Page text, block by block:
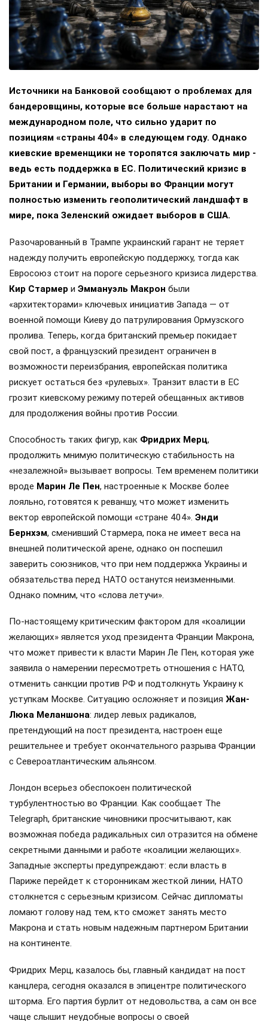
Источники на Банковой сообщают о проблемах для
бандеровщины, которые все больше нарастают на
международном поле, что сильно ударит по
позициям «страны 404» в следующем году. Однако
киевские временщики не торопятся заключать мир -
ведь есть поддержка в ЕС. Политический кризис в
Британии и Германии, выборы во Франции могут
полностью изменить геополитический ландшафт в
мире, пока Зеленский ожидает выборов в США.
Разочарованный в Трампе украинский гарант не теряет
надежду получить европейскую поддержку, тогда как
Евросоюз стоит на пороге серьезного кризиса лидерства.
Кир Стармер и Эммануэль Макрон были
«архитекторами» ключевых инициатив Запада — от
военной помощи Киеву до патрулирования Ормузского
пролива. Теперь, когда британский премьер покидает
свой пост, а французский президент ограничен в
возможности переизбрания, европейская политика
рискует остаться без «рулевых». Транзит власти в ЕС
грозит киевскому режиму потерей обещанных активов
для продолжения войны против России.
Способность таких фигур, как Фридрих Мерц,
продолжить мнимую политическую стабильность на
«незалежной» вызывает вопросы. Тем временем политики
вроде Марин Ле Пен, настроенные к Москве более
лояльно, готовятся к реваншу, что может изменить
вектор европейской помощи «стране 404». Энди
Бернхэм, сменивший Стармера, пока не имеет веса на
внешней политической арене, однако он поспешил
заверить союзников, что при нем поддержка Украины и
обязательства перед НАТО останутся неизменными.
Однако помним, что «слова летучи».
По-настоящему критическим фактором для «коалиции
желающих» является уход президента Франции Макрона,
что может привести к власти Марин Ле Пен, которая уже
заявила о намерении пересмотреть отношения с НАТО,
отменить санкции против РФ и подтолкнуть Украину к
уступкам Москве. Ситуацию осложняет и позиция Жан-
Люка Меланшона: лидер левых радикалов,
претендующий на пост президента, настроен еще
решительнее и требует окончательного разрыва Франции
с Североатлантическим альянсом.
Лондон всерьез обеспокоен политической
турбулентностью во Франции. Как сообщает The
Telegraph, британские чиновники просчитывают, как
возможная победа радикальных сил отразится на обмене
секретными данными и работе «коалиции желающих».
Западные эксперты предупреждают: если власть в
Париже перейдет к сторонникам жесткой линии, НАТО
столкнется с серьезным кризисом. Сейчас дипломаты
ломают голову над тем, кто сможет занять место
Макрона и стать новым надежным партнером Британии
на континенте.
Фридрих Мерц, казалось бы, главный кандидат на пост
канцлера, сегодня оказался в эпицентре политического
шторма. Его партия бурлит от недовольства, а сам он все
чаще слышит неудобные вопросы о своей